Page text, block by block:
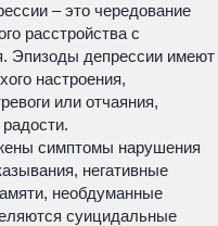
– это чередование
расстройства с
Эпизоды депрессии имеют
настроения,
или отчаяния,
симптомы нарушения
негативные
необдуманные
суицидальные